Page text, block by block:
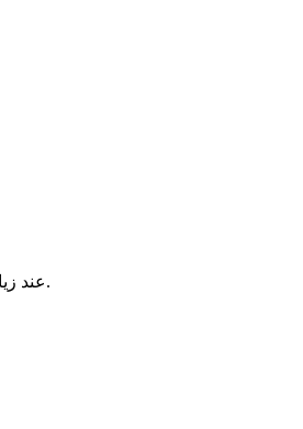
عند زيارتك الأولى لموقعنا، يمكنك اختيار أنواع ملفات الارتباط التي توافق عليها. يمكنك تغيير تفضيلاتك في أي وقت بالنقر على رابط إعدادات ملفات الارتباط في تذييل الصفحة.